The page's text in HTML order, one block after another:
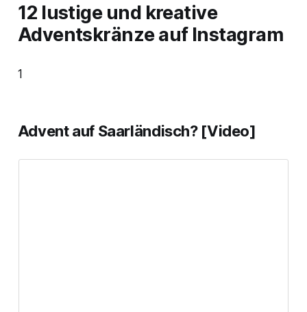
12 lustige und kreative
Adventskränze auf Instagram
1
Advent auf Saarländisch? [Video]